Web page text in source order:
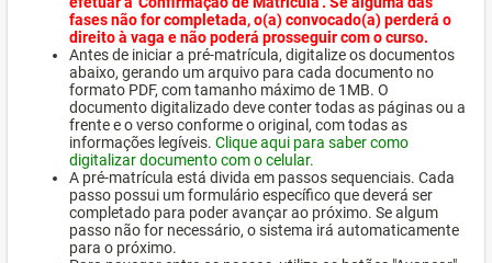
fases não for completada, o(a) convocado(a) perderá o
direito à vaga e não poderá prosseguir com o curso.
Antes de iniciar a pré-matrícula, digitalize os documentos
abaixo, gerando um arquivo para cada documento no
formato PDF, com tamanho máximo de 1MB. O
documento digitalizado deve conter todas as páginas ou a
frente e o verso conforme o original, com todas as
informações legíveis. Clique aqui para saber como
digitalizar documento com o celular.
A pré-matrícula está divida em passos sequenciais. Cada
passo possui um formulário específico que deverá ser
completado para poder avançar ao próximo. Se algum
passo não for necessário, o sistema irá automaticamente
para o próximo.